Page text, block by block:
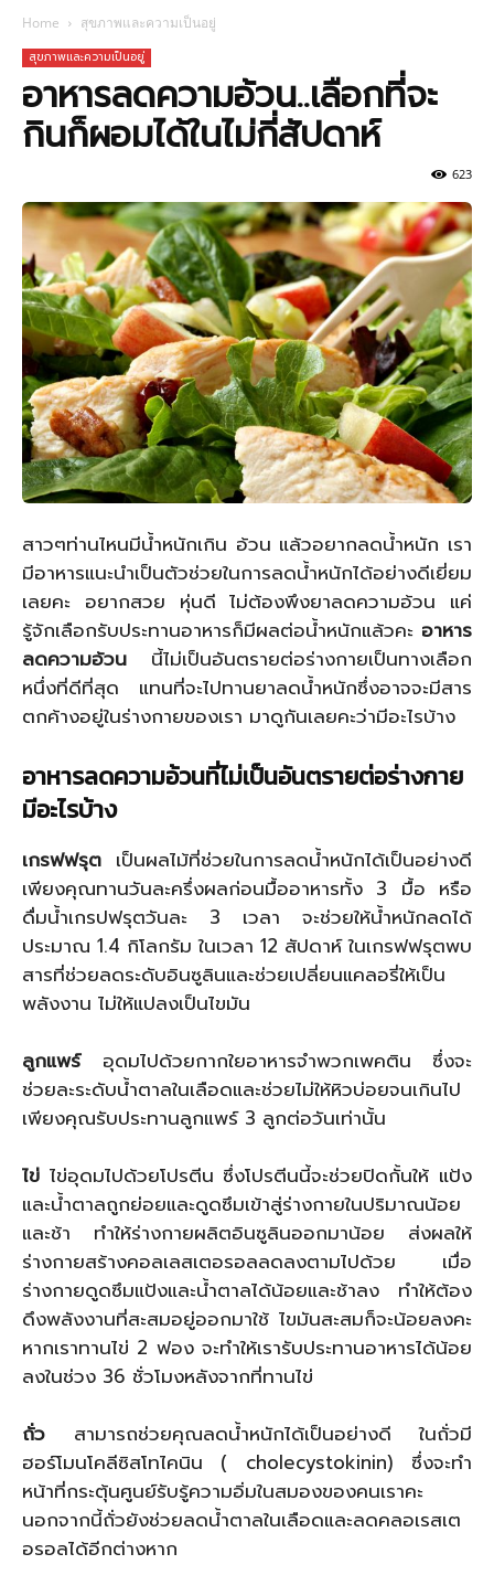
Home สุขภาพและความเป็นอยู่
สุขภาพและความเป็นอยู่
อาหารลดความอ้วน..เลือกที่จะ
กินก็ผอมได้ในไม่กี่สัปดาห์
623
สาวๆท่านไหนมีน้ำหนักเกิน อ้วน แล้วอยากลดน้ำหนัก เรา
มีอาหารแนะนำเป็นตัวช่วยในการลดน้ำหนักได้อย่างดีเยี่ยม
เลยคะ อยากสวย หุ่นดี ไม่ต้องพึงยาลดความอ้วน แค่
รู้จักเลือกรับประทานอาหารก็มีผลต่อน้ำหนักแล้วคะ อาหาร
ลดความอ้วน นี้ไม่เป็นอันตรายต่อร่างกายเป็นทางเลือก
หนึ่งที่ดีที่สุด แทนที่จะไปทานยาลดน้ำหนักซึ่งอาจจะมีสาร
ตกค้างอยู่ในร่างกายของเรา มาดูกันเลยคะว่ามีอะไรบ้าง
อาหารลดความอ้วนที่ไม่เป็นอันตรายต่อร่างกาย
มีอะไรบ้าง
เกรฟฟรุต เป็นผลไม้ที่ช่วยในการลดน้ำหนักได้เป็นอย่างดี
เพียงคุณทานวันละครึ่งผลก่อนมื้ออาหารทั้ง 3 มื้อ หรือ
ดื่มน้ำเกรปฟรุตวันละ 3 เวลา จะช่วยให้น้ำหนักลดได้
ประมาณ 1.4 กิโลกรัม ในเวลา 12 สัปดาห์ ในเกรฟฟรุตพบ
สารที่ช่วยลดระดับอินซูลินและช่วยเปลี่ยนแคลอรี่ให้เป็น
พลังงาน ไม่ให้แปลงเป็นไขมัน
ลูกแพร์อุดมไปด้วยกากใยอาหารจำพวกเพคติน ซึ่งจะ
ช่วยละระดับน้ำตาลในเลือดและช่วยไม่ให้หิวบ่อยจนเกินไป
เพียงคุณรับประทานลูกแพร์ 3 ลูกต่อวันเท่านั้น
ไข่ ไข่อุดมไปด้วยโปรตีน ซึ่งโปรตีนนี้จะช่วยปิดกั้นให้ แป้ง
และน้ำตาลถูกย่อยและดูดซึมเข้าสู่ร่างกายในปริมาณน้อย
และช้า ทำให้ร่างกายผลิตอินซูลินออกมาน้อย ส่งผลให้
ร่างกายสร้างคอลเลสเตอรอลลดลงตามไปด้วย เมื่อ
ร่างกายดูดซึมแป้งและน้ำตาลได้น้อยและช้าลง ทำให้ต้อง
ดึงพลังงานที่สะสมอยู่ออกมาใช้ ไขมันสะสมก็จะน้อยลงคะ
หากเราทานไข่ 2 ฟอง จะทำให้เรารับประทานอาหารได้น้อย
ลงในช่วง 36 ชั่วโมงหลังจากที่ทานไข่
ถั่ว สามารถช่วยคุณลดน้ำหนักได้เป็นอย่างดี ในถั่วมี
ฮอร์โมนโคลีซิสโทไคนิน ( cholecystokinin) ซึ่งจะทำ
หน้าที่กระตุ้นศูนย์รับรู้ความอิ่มในสมองของคนเราคะ
นอกจากนี้ถั่วยังช่วยลดน้ำตาลในเลือดและลดคลอเรสเต
อรอลได้อีกต่างหาก